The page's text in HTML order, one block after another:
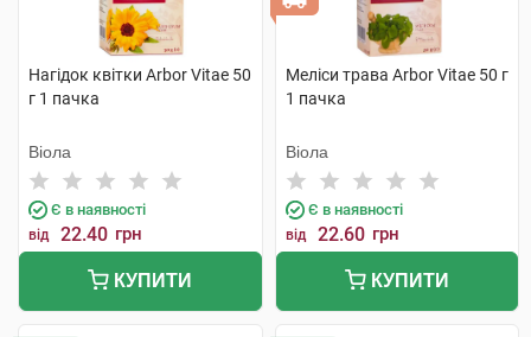
Нагідок квітки Arbor Vitae 50
г 1 пачка
Віола
Є в наявності
від 22.40 грн
КУПИТИ
Меліси трава Arbor Vitae 50 г
1 пачка
Віола
Є в наявності
від 22.60 грн
КУПИТИ